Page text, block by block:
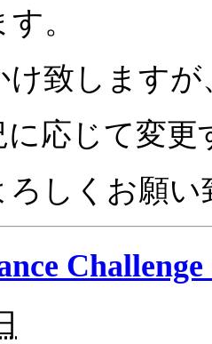
。
け致します
に応じて変
ろしくお願